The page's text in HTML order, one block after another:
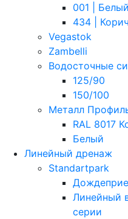
001 |
434 |
Vegastok
Zambelli
Водосточные
125/90
150/100
Металл
RAL 8017
Белый
Линейный дренаж
Standartpark
Линейный
серии